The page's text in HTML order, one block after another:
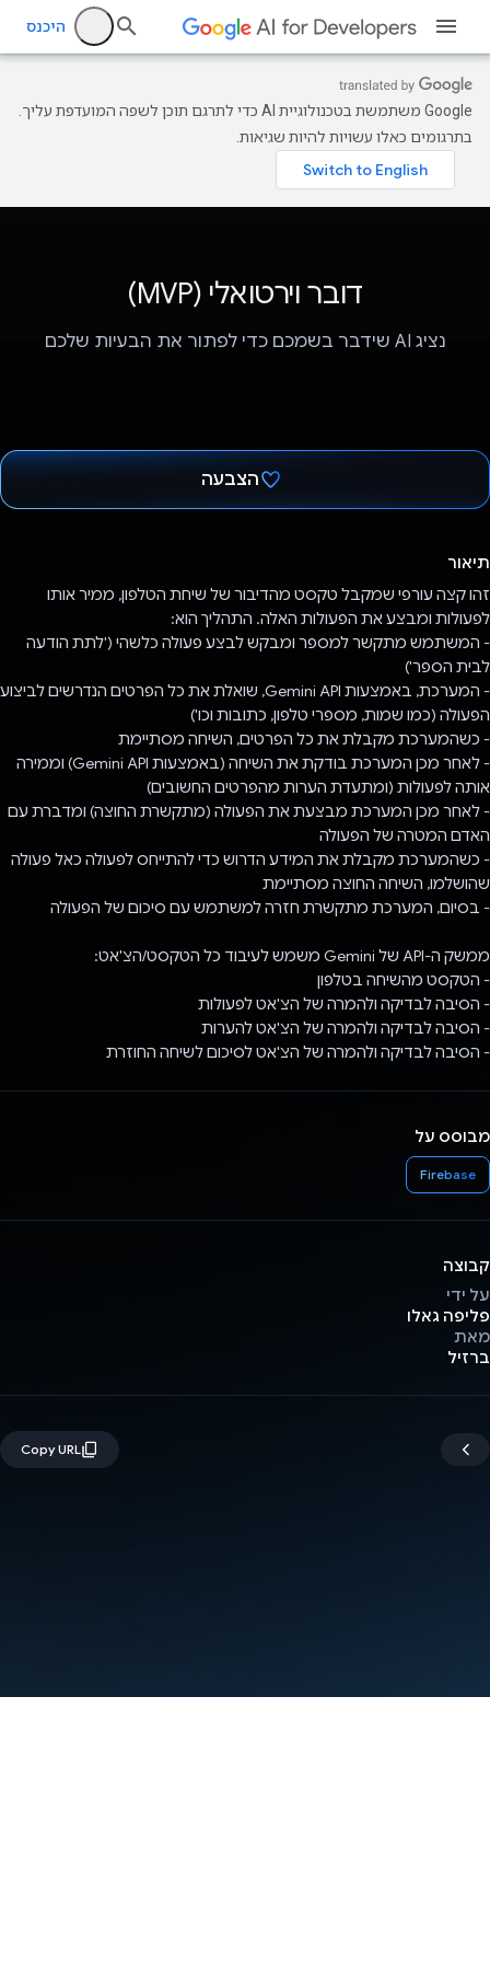
היכנס
‫Google משתמשת בטכנולוגיית AI כדי לתרגם תוכן לשפה המועדפת עליך.
בתרגומים כאלו עשויות להיות שגיאות.
דובר וירטואלי (MVP)
נציג AI שידבר בשמכם כדי לפתור את הבעיות שלכם
הצבעה
תיאור
זהו קצה עורפי שמקבל טקסט מהדיבור של שיחת הטלפון, ממיר אותו
לפעולות ומבצע את הפעולות האלה. התהליך הוא:
- המשתמש מתקשר למספר ומבקש לבצע פעולה כלשהי ('לתת הודעה
לבית הספר')
- המערכת, באמצעות Gemini API, שואלת את כל הפרטים הנדרשים לביצוע
הפעולה (כמו שמות, מספרי טלפון, כתובות וכו')
- כשהמערכת מקבלת את כל הפרטים, השיחה מסתיימת
- לאחר מכן המערכת בודקת את השיחה (באמצעות Gemini API) וממירה
אותה לפעולות (ומתעדת הערות מהפרטים החשובים)
- לאחר מכן המערכת מבצעת את הפעולה (מתקשרת החוצה) ומדברת עם
האדם המטרה של הפעולה
- כשהמערכת מקבלת את המידע הדרוש כדי להתייחס לפעולה כאל פעולה
שהושלמו, השיחה החוצה מסתיימת
- בסיום, המערכת מתקשרת חזרה למשתמש עם סיכום של הפעולה
ממשק ה-API של Gemini משמש לעיבוד כל הטקסט/הצ'אט:
- הטקסט מהשיחה בטלפון
- הסיבה לבדיקה ולהמרה של הצ'אט לפעולות
- הסיבה לבדיקה ולהמרה של הצ'אט להערות
- הסיבה לבדיקה ולהמרה של הצ'אט לסיכום לשיחה החוזרת
מבוסס על
Firebase
קבוצה
על ידי
פליפה גאלו
מאת
ברזיל